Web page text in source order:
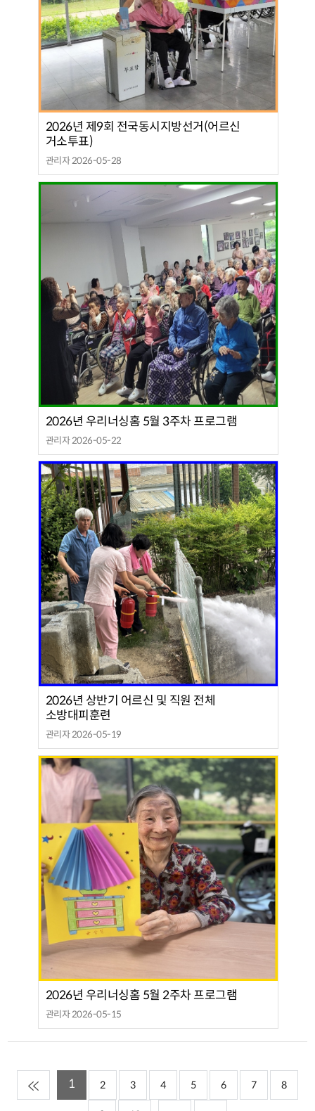
2026년 제9회 전국동시지방선거(어르신
거소투표)
관리자 2026-05-28
2026년 우리너싱홈 5월 3주차 프로그램
관리자 2026-05-22
2026년 상반기 어르신 및 직원 전체
소방대피훈련
관리자 2026-05-19
2026년 우리너싱홈 5월 2주차 프로그램
관리자 2026-05-15
1 2 3 4 5 6 7 8